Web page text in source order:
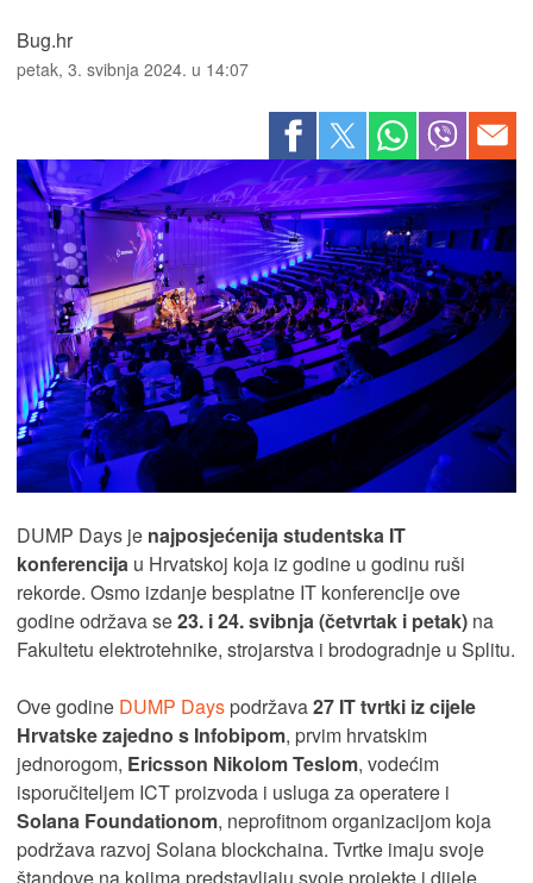
Bug.hr
petak, 3. svibnja 2024. u 14:07
DUMP Days je najposjećenija studentska IT
konferencija u Hrvatskoj koja iz godine u godinu ruši
rekorde. Osmo izdanje besplatne IT konferencije ove
godine održava se23. i 24. svibnja (četvrtak i petak) na
Fakultetu elektrotehnike, strojarstva i brodogradnje u Splitu.
Ove godine DUMP Days podržava27 IT tvrtki iz cijele
Hrvatske zajedno s Infobipom, prvim hrvatskim
jednorogom, Ericsson Nikolom Teslom, vodećim
isporučiteljem ICT proizvoda i usluga za operatere i
Solana Foundationom, neprofitnom organizacijom koja
podržava razvoj Solana blockchaina. Tvrtke imaju svoje